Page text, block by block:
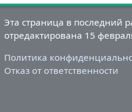
Эта страница в последний
отредактирована 15
Политика
Отказ от ответственности